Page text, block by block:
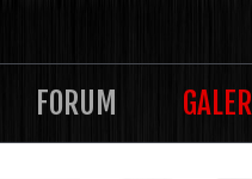
FORUM GALERI